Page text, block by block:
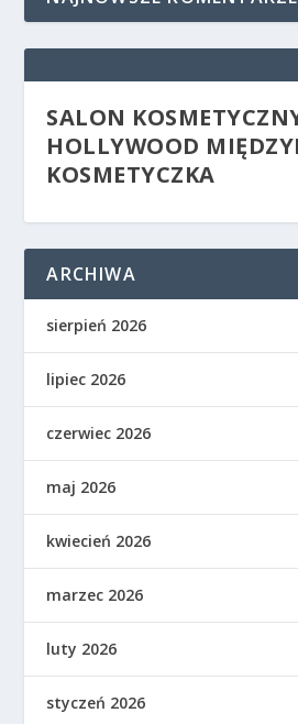
SALON
HOLLYWOOD
KOSMETYCZKA
ARCHIWA
sierpień 2026
lipiec 2026
czerwiec 2026
maj 2026
kwiecień 2026
marzec 2026
luty 2026
styczeń 2026